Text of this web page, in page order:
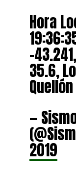
Hora
-
35.6,
Quellón
—
2019